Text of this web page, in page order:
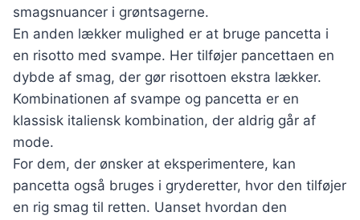
smagsnuancer i grøntsagerne.
En anden lækker mulighed er at bruge pancetta i
en risotto med svampe. Her tilføjer pancettaen en
dybde af smag, der gør risottoen ekstra lækker.
Kombinationen af svampe og pancetta er en
klassisk italiensk kombination, der aldrig går af
mode.
For dem, der ønsker at eksperimentere, kan
pancetta også bruges i gryderetter, hvor den tilføjer
en rig smag til retten. Uanset hvordan den